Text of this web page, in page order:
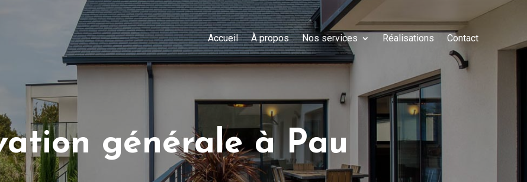
Accueil À propos Nos services Réalisations Contact
générale à Pau